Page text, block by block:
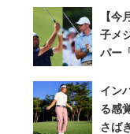
【
子メ
パー
イン
る感
さば